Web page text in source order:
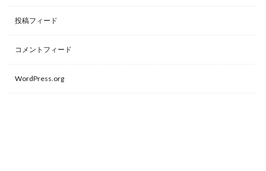
投稿フィード
コメントフィード
WordPress.org